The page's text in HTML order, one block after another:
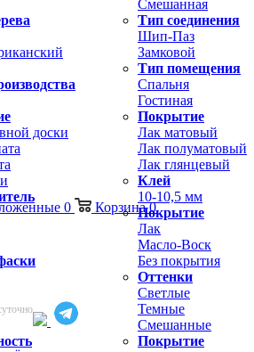
Смешанная
Тип соединения
Шип-Паз
Замковой
Тип помещения
Спальня
Гостиная
доски
Покрытие
Лак матовый
Лак полуматовый
Лак глянцевый
Клей
10-10,5 мм
Покрытие
Лак
Масло-Воск
Без покрытия
Оттенки
Светлые
Темные
Смешанные
Покрытие
0 Корзина 0